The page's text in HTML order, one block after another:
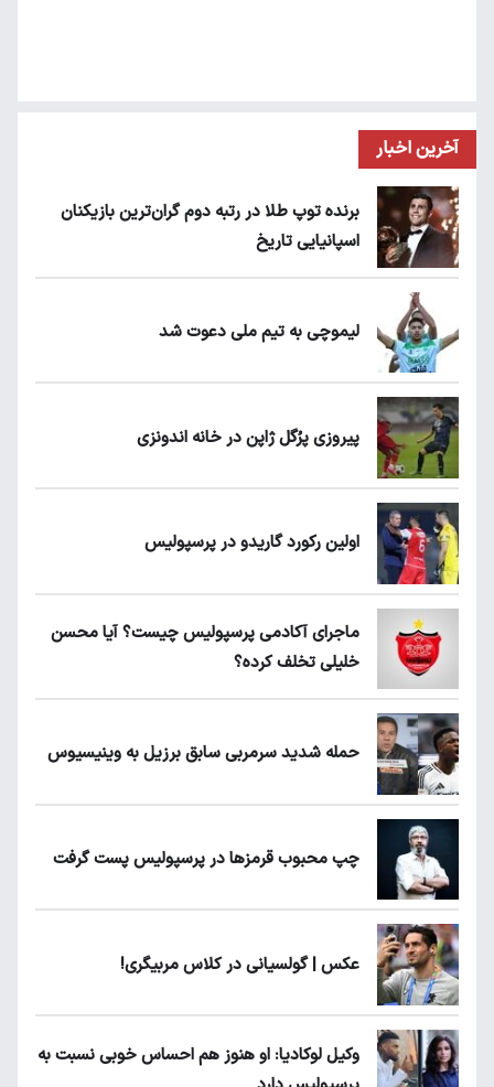
آخرین اخبار
برنده توپ طلا در رتبه دوم گران‌ترین بازیکنان
اسپانیایی تاریخ
لیموچی به تیم ملی دعوت شد
پیروزی پرُگل ژاپن در خانه اندونزی
اولین رکورد گاریدو در پرسپولیس
ماجرای آکادمی پرسپولیس چیست؟ آیا محسن
خلیلی تخلف کرده؟
حمله شدید سرمربی سابق برزیل به وینیسیوس
چپ محبوب قرمزها در پرسپولیس پست گرفت
عکس | گولسیانی در کلاس مربیگری!
وکیل لوکادیا: او هنوز هم احساس خوبی نسبت به